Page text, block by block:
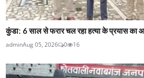
कुंडा: 6 साल से फरार चल रहा हत्या के प्रयास का
adminAug 05, 2026 0 16